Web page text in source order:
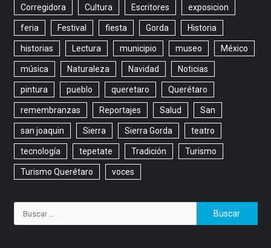
Corregidora Cultura Escritores exposicion
feria Festival fiesta Gorda Historia
historias Lectura municipio museo México
música Naturaleza Navidad Noticias
pintura pueblo queretaro Querétaro
remembranzas Reportajes Salud San
san joaquin Sierra Sierra Gorda teatro
tecnología tepetate Tradición Turismo
Turismo Querétaro voces